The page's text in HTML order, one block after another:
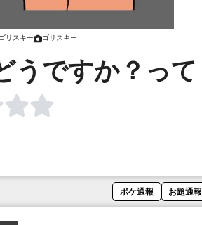
リスキー ゴリスキー
うですか？って
ボケ通報 お題通報